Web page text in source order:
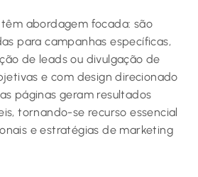
têm abordagem focada: são
para campanhas específicas,
de leads ou divulgação de
e com design direcionado
páginas geram resultados
tornando-se recurso essencial
e estratégias de marketing